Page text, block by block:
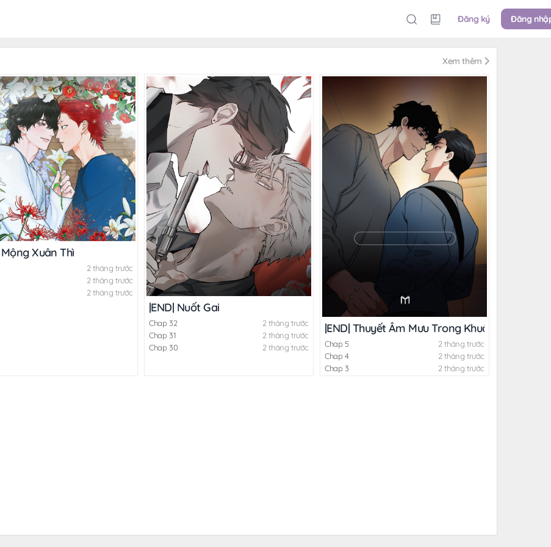
Đăng ký Đăng
Xem thêm
Tước
Mộng Xuân Thì
2 tháng trước
2 tháng trước
2 tháng trước
|END| Nuốt Gai
Chap 32
2 tháng trước
Chap 31
2 tháng trước
Chap 30
2 tháng trước
|END| Thuyết Âm Mưu Trong Khuôn Viên
Chap 5
2 tháng trước
Chap 4
2 tháng trước
Chap 3
2 tháng trước